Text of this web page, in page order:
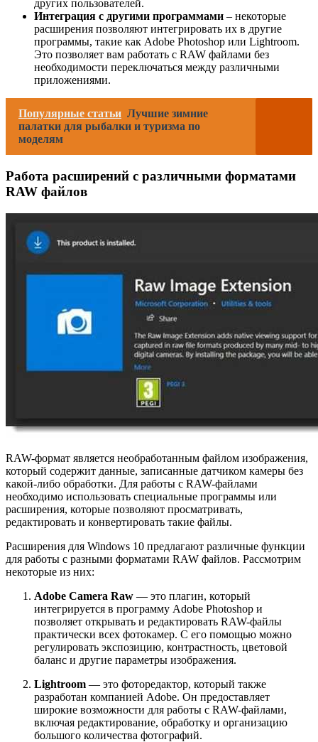
других пользователей.
Интеграция с другими программами – некоторые
расширения позволяют интегрировать их в другие
программы, такие как Adobe Photoshop или Lightroom.
Это позволяет вам работать с RAW файлами без
необходимости переключаться между различными
приложениями.
Популярные статьи Лучшие зимние
палатки для рыбалки и туризма по
моделям
Работа расширений с различными форматами
RAW файлов
RAW-формат является необработанным файлом изображения,
который содержит данные, записанные датчиком камеры без
какой-либо обработки. Для работы с RAW-файлами
необходимо использовать специальные программы или
расширения, которые позволяют просматривать,
редактировать и конвертировать такие файлы.
Расширения для Windows 10 предлагают различные функции
для работы с разными форматами RAW файлов. Рассмотрим
некоторые из них:
Adobe Camera Raw — это плагин, который
интегрируется в программу Adobe Photoshop и
позволяет открывать и редактировать RAW-файлы
практически всех фотокамер. С его помощью можно
регулировать экспозицию, контрастность, цветовой
баланс и другие параметры изображения.
Lightroom — это фоторедактор, который также
разработан компанией Adobe. Он предоставляет
широкие возможности для работы с RAW-файлами,
включая редактирование, обработку и организацию
большого количества фотографий.